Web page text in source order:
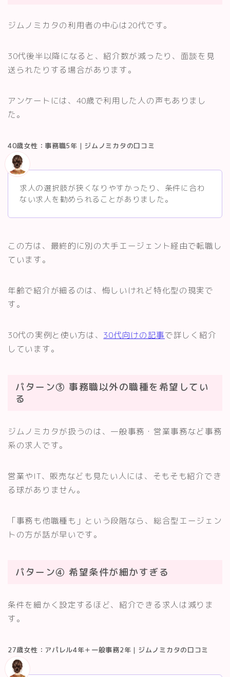
ジムノミカタの利用者の中心は20代です。
30代後半以降になると、紹介数が減ったり、面談を見
送られたりする場合があります。
アンケートには、40歳で利用した人の声もありまし
た。
40歳女性：事務職5年｜ジムノミカタの口コミ
求人の選択肢が狭くなりやすかったり、条件に合わ
ない求人を勧められることがありました。
この方は、最終的に別の大手エージェント経由で転職し
ています。
年齢で紹介が細るのは、悔しいけれど特化型の現実で
す。
30代の実例と使い方は、 30代向けの記事で詳しく紹介
しています。
パターン③ 事務職以外の職種を希望してい
る
ジムノミカタが扱うのは、一般事務・営業事務など事務
系の求人です。
営業やIT、販売なども見たい人には、そもそも紹介でき
る球がありません。
「事務も他職種も」という段階なら、総合型エージェン
トの方が話が早いです。
パターン④ 希望条件が細かすぎる
条件を細かく設定するほど、紹介できる求人は減りま
す。
27歳女性：アパレル4年＋一般事務2年｜ジムノミカタの口コミ